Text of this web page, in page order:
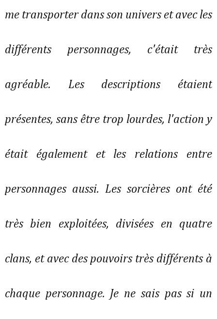
me transporter dans son univers et avec les
différents personnages, c'était très
agréable. Les descriptions étaient
présentes, sans être trop lourdes, l'action y
était également et les relations entre
personnages aussi. Les sorcières ont été
très bien exploitées, divisées en quatre
clans, et avec des pouvoirs très différents à
chaque personnage. Je ne sais pas si un